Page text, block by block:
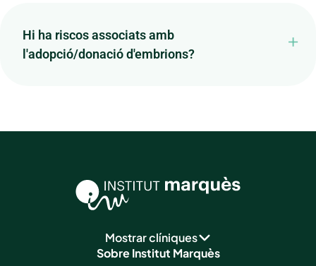
Hi ha riscos associats amb
l'adopció/donació d'embrions?
Mostrar clíniques
Sobre Institut Marquès